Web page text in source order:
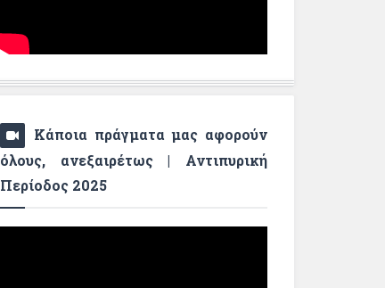
Κάποια πράγματα μας αφορούν
όλους, ανεξαιρέτως | Αντιπυρική
Περίοδος 2025